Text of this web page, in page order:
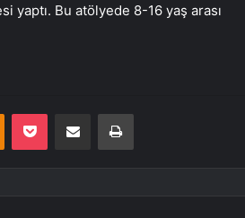
yaptı. Bu atölyede 8-16 yaş arası
Odnoklassniki
Pocket E-Posta ile paylaş Yazdır